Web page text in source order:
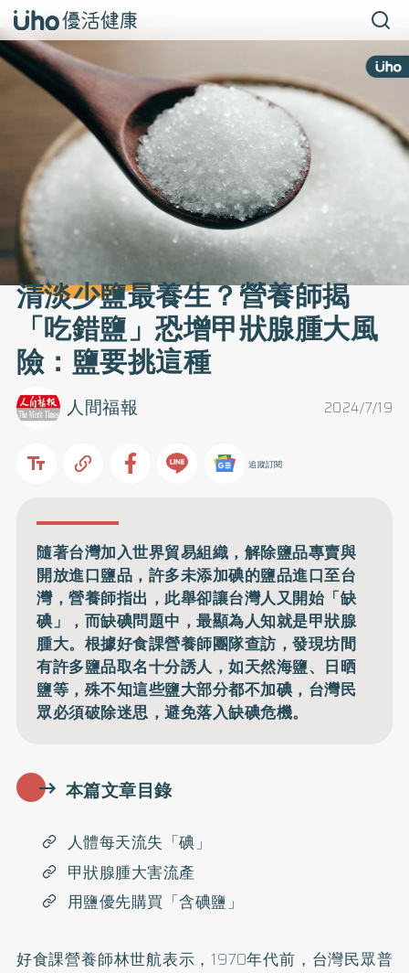
清淡少鹽最養生？營養師揭
「吃錯鹽」恐增甲狀腺腫大風
險：鹽要挑這種
2024/7/19
人間福報
追蹤訂閱
隨著台灣加入世界貿易組織，解除鹽品專賣與
開放進口鹽品，許多未添加碘的鹽品進口至台
灣，營養師指出，此舉卻讓台灣人又開始「缺
碘」，而缺碘問題中，最顯為人知就是甲狀腺
腫大。根據好食課營養師團隊查訪，發現坊間
有許多鹽品取名十分誘人，如天然海鹽、日晒
鹽等，殊不知這些鹽大部分都不加碘，台灣民
眾必須破除迷思，避免落入缺碘危機。
本篇文章目錄
人體每天流失「碘」
甲狀腺腫大害流產
用鹽優先購買「含碘鹽」
好食課營養師林世航表示，1970年代前，台灣民眾普